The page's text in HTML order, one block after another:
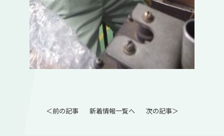
＜前の記事 新着情報一覧へ 次の記事＞